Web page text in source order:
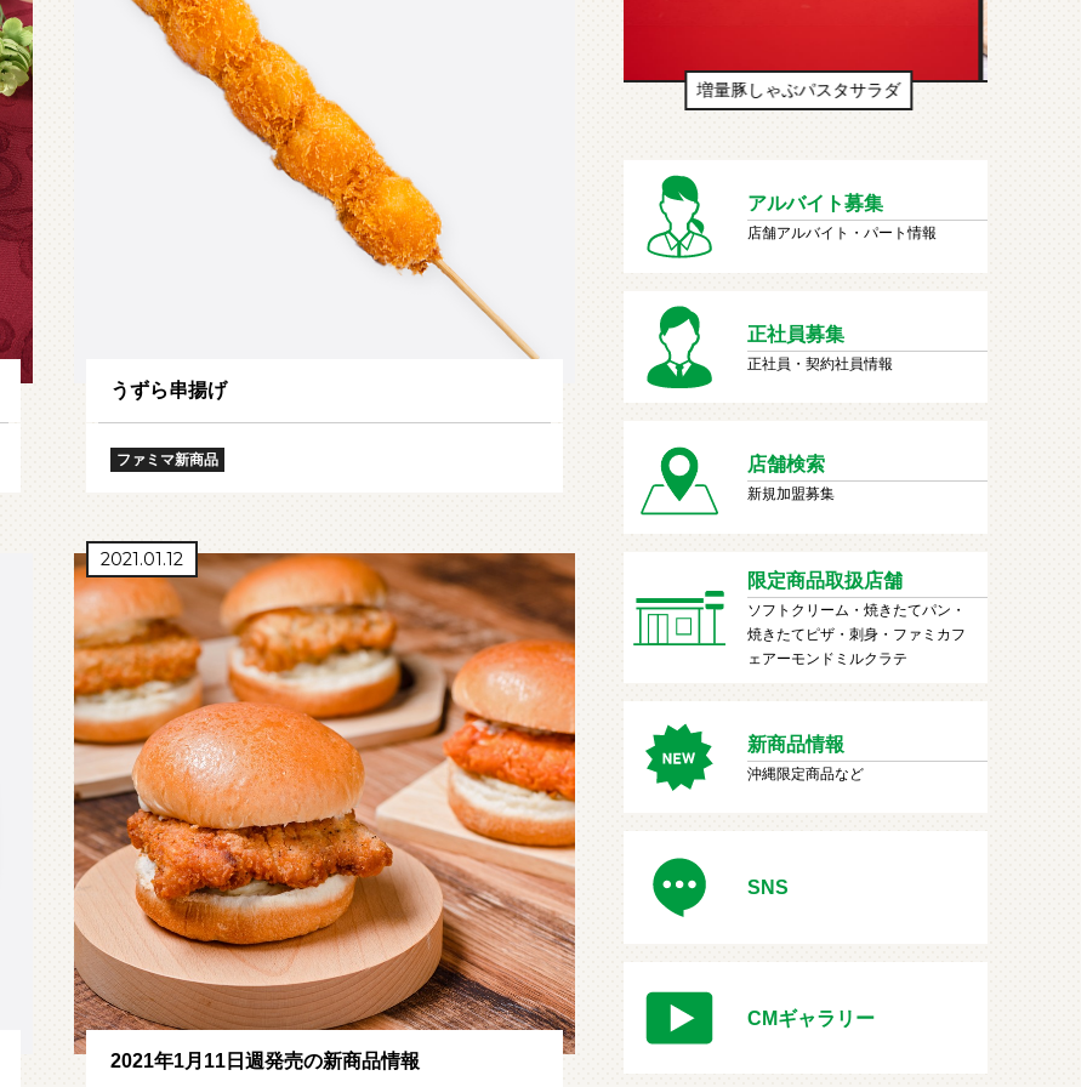
うずら串揚げ
ファミマ新商品
2021.01.12
2021年1月11日週発売の新商品情報
ァミマ・ザ・クレープ 生
生ドーナツ（わたあめ味風）
アルバイト募集
店舗アルバイト・パート情報
正社員募集
正社員・契約社員情報
店舗検索
新規加盟募集
限定商品取扱店舗
ソフトクリーム・焼きたてパン・
焼きたてピザ・刺身・ファミカフ
ェアーモンドミルクラテ
新商品情報
沖縄限定商品など
SNS
CMギャラリー